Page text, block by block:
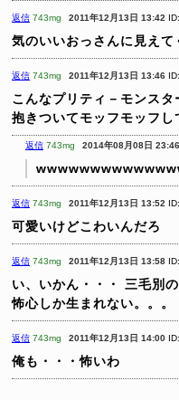
返信 743mg 2011年12月13日 13:42
気のいいおっさんに見えて
返信 743mg 2011年12月13日 13:46
こんなプリティ－モンスタ
抱きついてモッフモッフし
返信 743mg 2014年08月08日 23:46
返信 743mg 2011年12月13日 13:52
可愛いけどこわいんだろ
返信 743mg 2011年12月13日 13:58
い、いかん・・・
三毛別
怖心しか生まれない。。。
返信 743mg 2011年12月13日 14:00
俺も・・・怖いわ